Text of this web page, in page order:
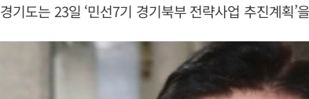
경기도는 23일 ‘민선7기 경기북부 전략사업 추진계획’